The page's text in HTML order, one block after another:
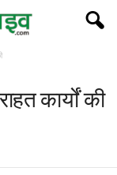
कार्यों की